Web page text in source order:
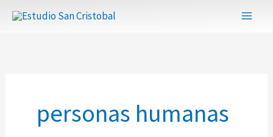
personas humanas